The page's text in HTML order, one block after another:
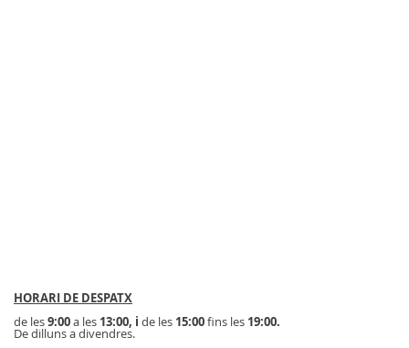
HORARI DE DESPATX
de les9:00a les 13:00, i de les 15:00fins les 19:00.
De dilluns a divendres.